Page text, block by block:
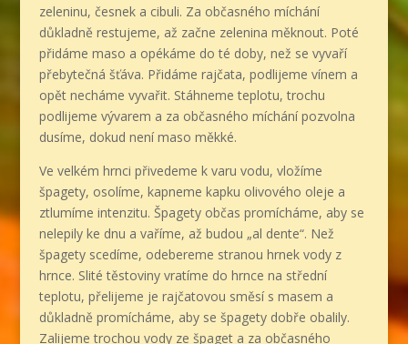
zeleninu, česnek a cibuli. Za občasného míchání
důkladně restujeme, až začne zelenina měknout. Poté
přidáme maso a opékáme do té doby, než se vyvaří
přebytečná šťáva. Přidáme rajčata, podlijeme vínem a
opět necháme vyvařit. Stáhneme teplotu, trochu
podlijeme vývarem a za občasného míchání pozvolna
dusíme, dokud není maso měkké.
Ve velkém hrnci přivedeme k varu vodu, vložíme
špagety, osolíme, kapneme kapku olivového oleje a
ztlumíme intenzitu. Špagety občas promícháme, aby se
nelepily ke dnu a vaříme, až budou „al dente“. Než
špagety scedíme, odebereme stranou hrnek vody z
hrnce. Slité těstoviny vratíme do hrnce na střední
teplotu, přelijeme je rajčatovou směsí s masem a
důkladně promícháme, aby se špagety dobře obalily.
Zalijeme trochou vody ze špaget a za občasného